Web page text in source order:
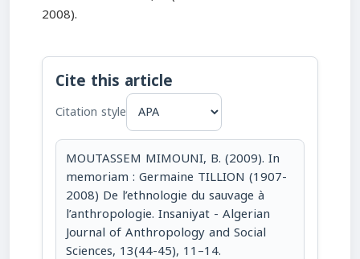
2008).
Cite this article
Citation style
MOUTASSEM MIMOUNI, B. (2009). In
memoriam : Germaine TILLION (1907-
2008) De l’ethnologie du sauvage à
l’anthropologie. Insaniyat - Algerian
Journal of Anthropology and Social
Sciences, 13(44-45), 11–14.